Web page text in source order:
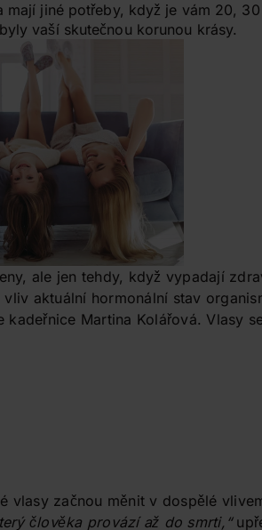
mají jiné potřeby, když je vám 20,
vaší skutečnou korunou krásy.
ale jen tehdy, když vypadají
aktuální hormonální stav
Martina Kolářová. Vlasy
vlasy začnou měnit v dospělé
člověka provází až do smrti,“